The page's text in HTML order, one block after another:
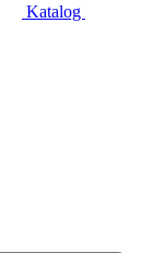
Katalog